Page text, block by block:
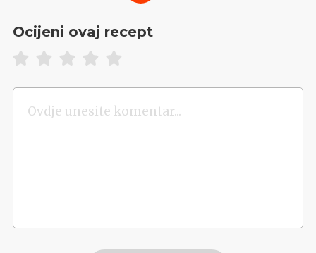
Ocijeni ovaj recept